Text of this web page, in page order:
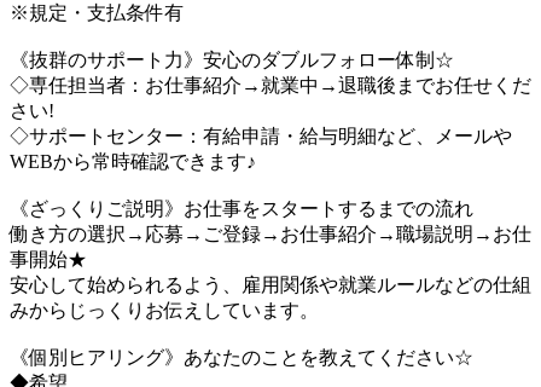
※規定・支払条件有
《抜群のサポート力》安心のダブルフォロー体制☆
◇専任担当者：お仕事紹介→就業中→退職後までお任せくだ
さい!
◇サポートセンター：有給申請・給与明細など、メールや
WEBから常時確認できます♪
《ざっくりご説明》お仕事をスタートするまでの流れ
働き方の選択→応募→ご登録→お仕事紹介→職場説明→お仕
事開始★
安心して始められるよう、雇用関係や就業ルールなどの仕組
みからじっくりお伝えしています。
《個別ヒアリング》あなたのことを教えてください☆
◆希望